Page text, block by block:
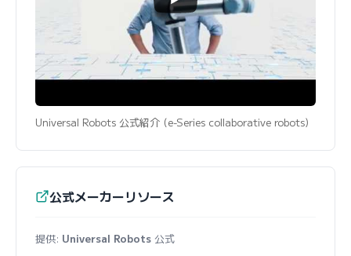
Universal Robots 公式紹介 (e-Series collaborative robots)
公式メーカーリソース
提供: Universal Robots 公式